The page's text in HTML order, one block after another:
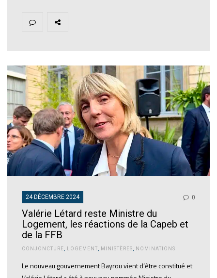
24 DÉCEMBRE 2024 0
Valérie Létard reste Ministre du
Logement, les réactions de la Capeb et
de la FFB
CONJONCTURE LOGEMENT MINISTÈRES NOMINATIONS
Le nouveau gouvernement Bayrou vient d’être constitué et